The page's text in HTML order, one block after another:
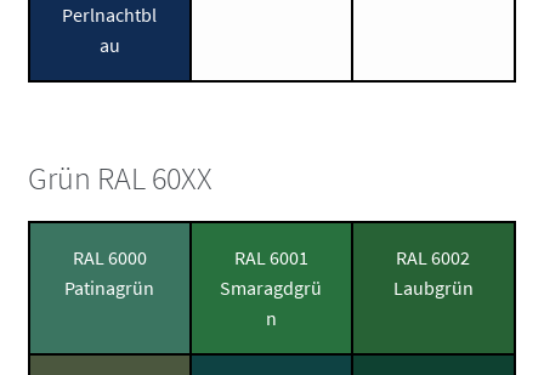
Perlnachtbl
au
Grün RAL 60XX
RAL 6000
Patinagrün
RAL 6001
Smaragdgrü
n
RAL 6002
Laubgrün